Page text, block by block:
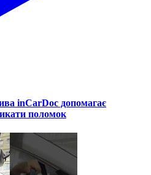
inCarDoc допомагає
поломок